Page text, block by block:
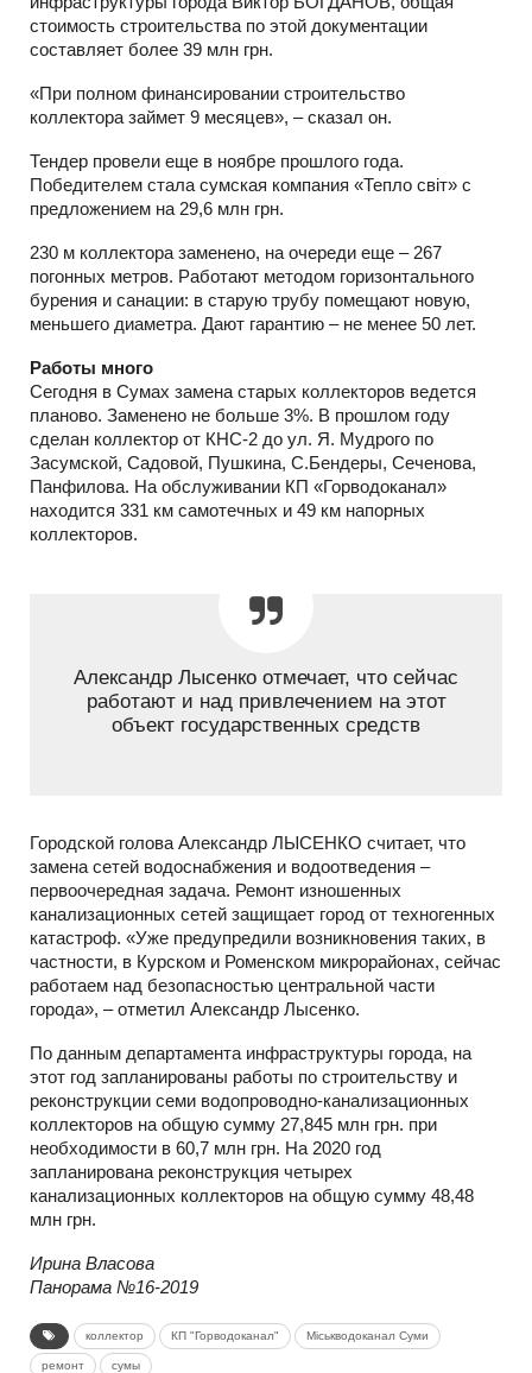
стоимость строительства по этой документации
составляет более 39 млн грн.
«При полном финансировании строительство
коллектора займет 9 месяцев», – сказал он.
Тендер провели еще в ноябре прошлого года.
Победителем стала сумская компания «Тепло світ» с
предложением на 29,6 млн грн.
230 м коллектора заменено, на очереди еще – 267
погонных метров. Работают методом горизонтального
бурения и санации: в старую трубу помещают новую,
меньшего диаметра. Дают гарантию – не менее 50 лет.
Работы много
Сегодня в Сумах замена старых коллекторов ведется
планово. Заменено не больше 3%. В прошлом году
сделан коллектор от КНС-2 до ул. Я. Мудрого по
Засумской, Садовой, Пушкина, С.Бендеры, Сеченова,
Панфилова. На обслуживании КП «Горводоканал»
находится 331 км самотечных и 49 км напорных
коллекторов.
Александр Лысенко отмечает, что сейчас
работают и над привлечением на этот
объект государственных средств
Городской голова Александр ЛЫСЕНКО считает, что
замена сетей водоснабжения и водоотведения –
первоочередная задача. Ремонт изношенных
канализационных сетей защищает город от техногенных
катастроф. «Уже предупредили возникновения таких, в
частности, в Курском и Роменском микрорайонах, сейчас
работаем над безопасностью центральной части
города», – отметил Александр Лысенко.
По данным департамента инфраструктуры города, на
этот год запланированы работы по строительству и
реконструкции семи водопроводно-канализационных
коллекторов на общую сумму 27,845 млн грн. при
необходимости в 60,7 млн грн. На 2020 год
запланирована реконструкция четырех
канализационных коллекторов на общую сумму 48,48
млн грн.
Ирина Власова
Панорама №16-2019
коллектор КП "Горводоканал" Міськводоканал Суми
ремонт сумы